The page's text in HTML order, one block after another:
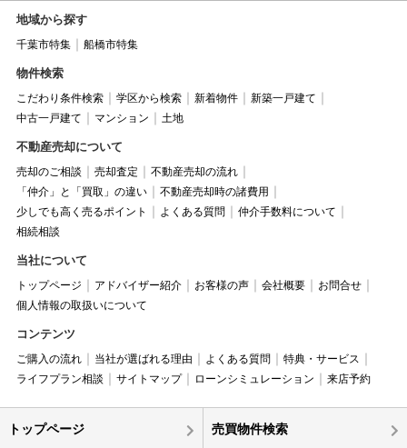
地域から探す
千葉市特集 船橋市特集
物件検索
こだわり条件検索 学区から検索 新着物件
新築一戸建て
中古一戸建て
マンション 土地
不動産売却について
売却のご相談 売却査定
不動産売却の流れ
「仲介」と「買取」の違い
不動産売却時の諸費用
少しでも高く売るポイント
よくある質問
仲介手数料について
相続相談
当社について
トップページ アドバイザー紹介 お客様の声 会社概要
お問合せ
個人情報の取扱いについて
コンテンツ
ご購入の流れ 当社が選ばれる理由 よくある質問
特典・サービス
ライフプラン相談
サイトマップ ローンシミュレーション 来店予約
トップページ 売買物件検索